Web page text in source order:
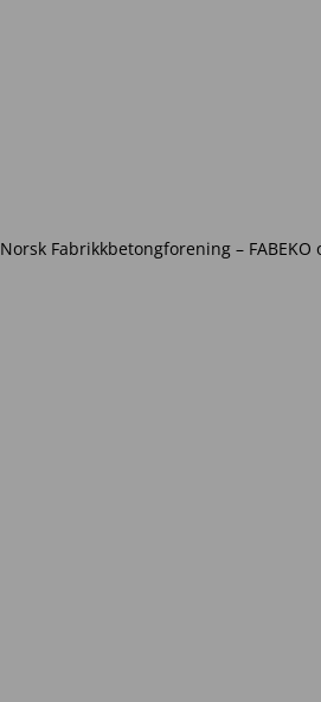
Norsk Fabrikkbetongforening –